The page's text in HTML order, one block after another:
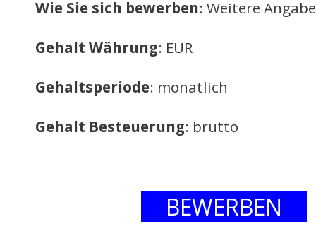
Wie Sie sich bewerben: Weitere
Gehalt Währung: EUR
Gehaltsperiode: monatlich
Gehalt Besteuerung: brutto
BEWERBEN